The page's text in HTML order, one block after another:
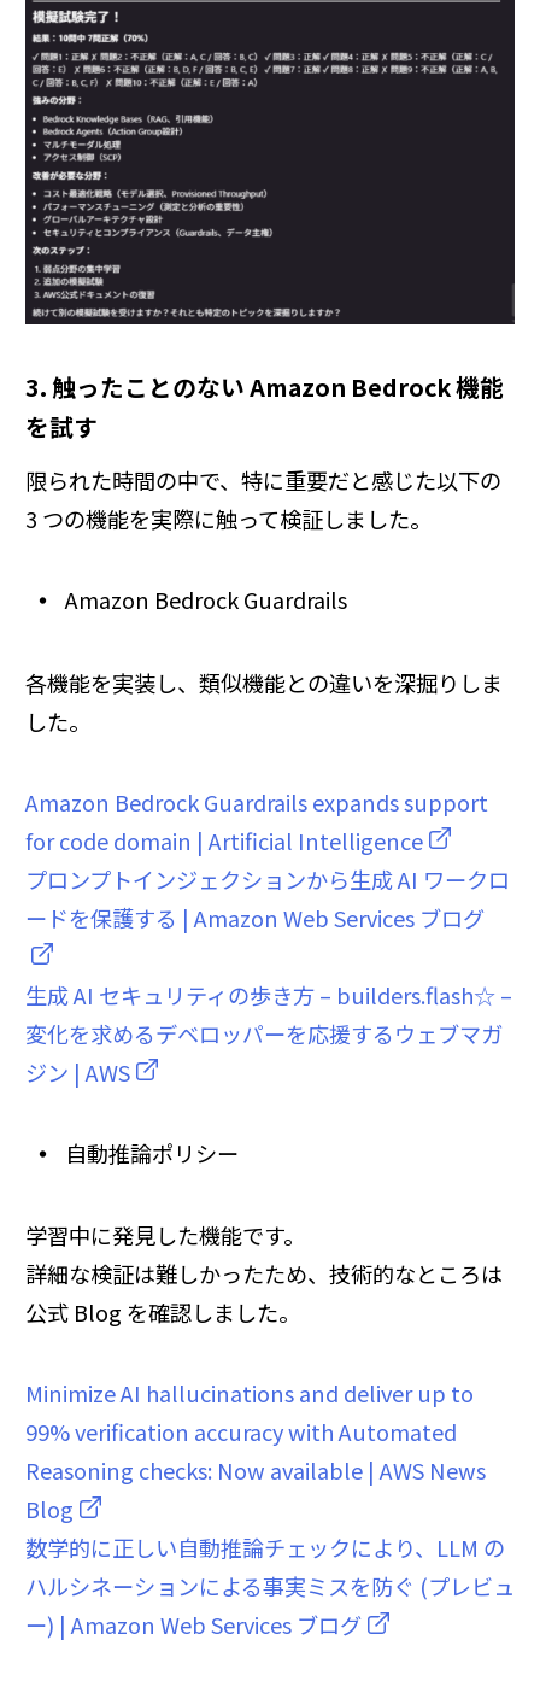
3. 触ったことのない Amazon Bedrock 機能
を試す
限られた時間の中で、特に重要だと感じた以下の
3 つの機能を実際に触って検証しました。
Amazon Bedrock Guardrails
各機能を実装し、類似機能との違いを深掘りしま
した。
Amazon Bedrock Guardrails expands support
for code domain | Artificial Intelligence
プロンプトインジェクションから生成 AI ワークロ
ードを保護する | Amazon Web Services ブログ
生成 AI セキュリティの歩き方 – builders.flash☆ –
変化を求めるデベロッパーを応援するウェブマガ
ジン | AWS
自動推論ポリシー
学習中に発見した機能です。
詳細な検証は難しかったため、技術的なところは
公式 Blog を確認しました。
Minimize AI hallucinations and deliver up to
99% verification accuracy with Automated
Reasoning checks: Now available | AWS News
Blog
数学的に正しい自動推論チェックにより、LLM の
ハルシネーションによる事実ミスを防ぐ (プレビュ
ー) | Amazon Web Services ブログ